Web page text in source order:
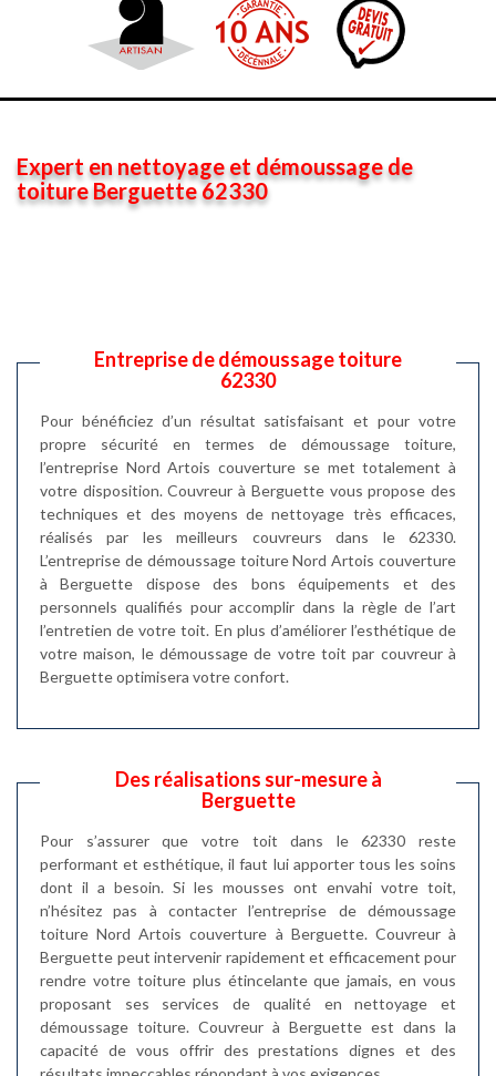
Expert en nettoyage et démoussage de
toiture Berguette 62330
Entreprise de démoussage toiture
62330
Pour bénéficiez d’un résultat satisfaisant et pour votre
propre sécurité en termes de démoussage toiture,
l’entreprise Nord Artois couverture se met totalement à
votre disposition. Couvreur à Berguette vous propose des
techniques et des moyens de nettoyage très efficaces,
réalisés par les meilleurs couvreurs dans le 62330.
L’entreprise de démoussage toiture Nord Artois couverture
à Berguette dispose des bons équipements et des
personnels qualifiés pour accomplir dans la règle de l’art
l’entretien de votre toit. En plus d’améliorer l’esthétique de
votre maison, le démoussage de votre toit par couvreur à
Berguette optimisera votre confort.
Des réalisations sur-mesure à
Berguette
Pour s’assurer que votre toit dans le 62330 reste
performant et esthétique, il faut lui apporter tous les soins
dont il a besoin. Si les mousses ont envahi votre toit,
n’hésitez pas à contacter l’entreprise de démoussage
toiture Nord Artois couverture à Berguette. Couvreur à
Berguette peut intervenir rapidement et efficacement pour
rendre votre toiture plus étincelante que jamais, en vous
proposant ses services de qualité en nettoyage et
démoussage toiture. Couvreur à Berguette est dans la
capacité de vous offrir des prestations dignes et des